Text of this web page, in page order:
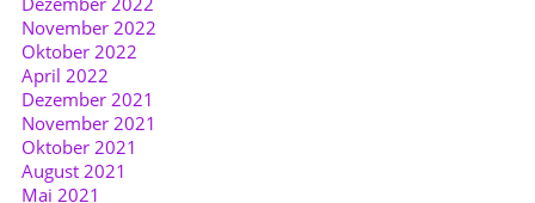
November 2022
Oktober 2022
April 2022
Dezember 2021
November 2021
Oktober 2021
August 2021
Mai 2021